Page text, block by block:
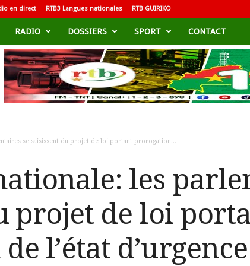
en direct RTB3 Langues nationales RTB GUIRIKO
RADIO DOSSIERS SPORT CONTACT
se saisissent du projet de loi portant prorogation...
les
projet de loi
l’état d’urgence